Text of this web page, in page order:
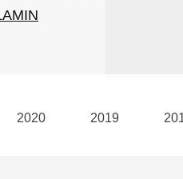
2020 2019